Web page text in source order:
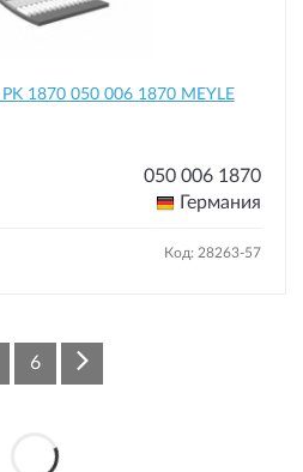
1870 050 006 1870 MEYLE
050 006 1870
Германия
Код: 28263-57
6